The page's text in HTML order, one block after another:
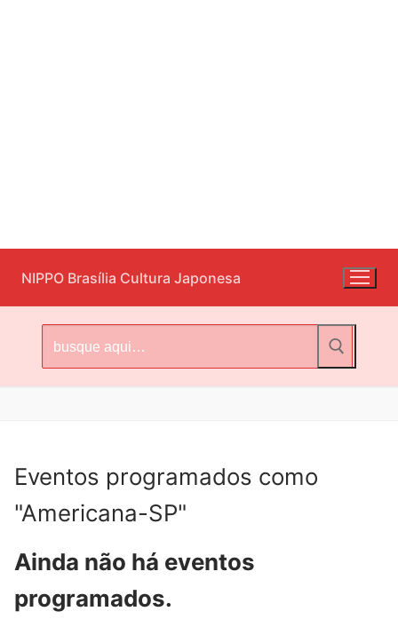
para
o
conteúdo
NIPPO Brasília Cultura Japonesa
por:
Eventos programados como
"Americana-SP"
Ainda não há eventos
programados.